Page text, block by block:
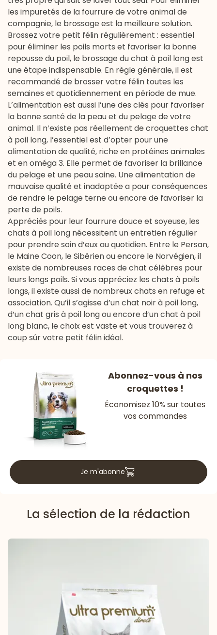
les impuretés de la fourrure de votre animal de
compagnie, le brossage est la meilleure solution.
Brossez votre petit félin régulièrement : essentiel
pour éliminer les poils morts et favoriser la bonne
repousse du poil, le brossage du chat à poil long est
une étape indispensable. En règle générale, il est
recommandé de brosser votre félin toutes les
semaines et quotidiennement en période de mue.
L’alimentationest aussi l’une des clés pour favoriser
la bonne santé de la peau et du pelage de votre
animal. Il n’existe pas réellement de croquettes chat
à poil long, l’essentiel est d’opter pour une
alimentation de qualité, riche en protéines animales
et en oméga 3. Elle permet de favoriser la brillance
du pelage et une peau saine. Une alimentation de
mauvaise qualité et inadaptée a pour conséquences
de rendre le pelage terne ou encore de favoriser la
perte de poils.
Appréciés pour leur fourrure douce et soyeuse, les
chats à poil long nécessitent un entretien régulier
pour prendre soin d’eux au quotidien. Entre le Persan,
le Maine Coon, le Sibérien ou encore le Norvégien, il
existe de nombreuses races de chat célèbres pour
leurs longs poils. Si vous appréciez les chats à poils
longs, il existe aussi de nombreux chats en refuge et
association. Qu’il s’agisse d’un chat noir à poil long,
d’un chat gris à poil long ou encore d’un chat à poil
long blanc, le choix est vaste et vous trouverez à
coup sûr votre petit félin idéal.
Abonnez-vous à nos
croquettes !
Économisez 10% sur toutes
vos commandes
Je m'abonne
La sélection de la rédaction